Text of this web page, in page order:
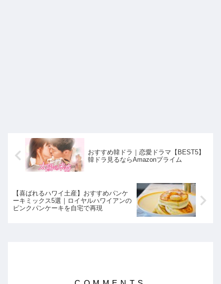
おすすめ韓ドラ｜恋愛ドラマ【BEST5】
韓ドラ見るならAmazonプライム
【喜ばれるハワイ土産】おすすめパンケ
ーキミックス5選｜ロイヤルハワイアンの
ピンクパンケーキを自宅で再現